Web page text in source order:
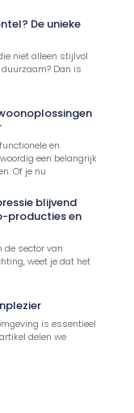
De unieke
niet alleen stijlvol
Dan is
en
een belangrijk
Of je nu
blijvend
producties en
de sector van
weet je dat het
is essentieel
delen we